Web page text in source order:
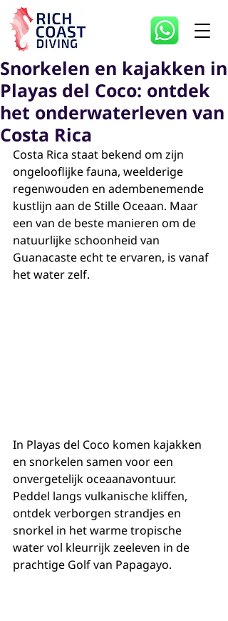
Snorkelen en kajakken in
Playas del Coco: ontdek
het onderwaterleven van
Costa Rica
Costa Rica staat bekend om zijn
ongelooflijke fauna, weelderige
regenwouden en adembenemende
kustlijn aan de Stille Oceaan. Maar
een van de beste manieren om de
natuurlijke schoonheid van
Guanacaste echt te ervaren, is vanaf
het water zelf.
In Playas del Coco komen kajakken
en snorkelen samen voor een
onvergetelijk oceaanavontuur.
Peddel langs vulkanische kliffen,
ontdek verborgen strandjes en
snorkel in het warme tropische
water vol kleurrijk zeeleven in de
prachtige Golf van Papagayo.